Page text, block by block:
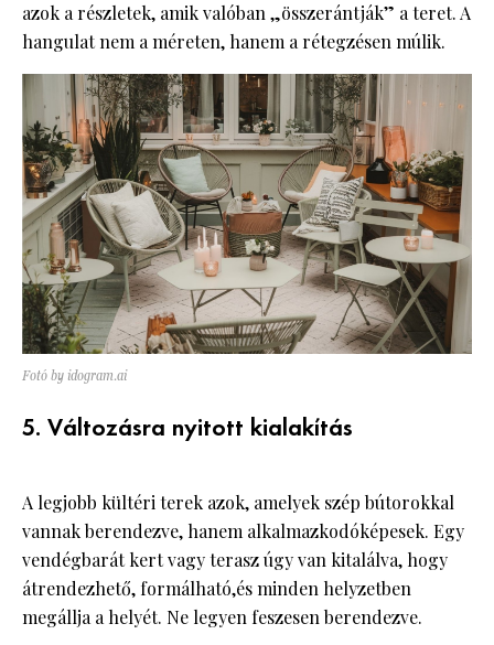
azok a részletek, amik valóban „összerántják” a teret. A
hangulat nem a méreten, hanem a rétegzésen múlik.
Fotó by idogram.ai
5. Változásra nyitott kialakítás
A legjobb kültéri terek azok, amelyek szép bútorokkal
vannak berendezve, hanem alkalmazkodóképesek. Egy
vendégbarát kert vagy terasz úgy van kitalálva, hogy
átrendezhető, formálható,és minden helyzetben
megállja a helyét. Ne legyen feszesen berendezve.